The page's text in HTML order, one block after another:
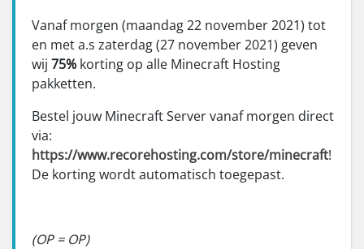
Vanaf morgen (maandag 22 november 2021) tot
en met a.s zaterdag (27 november 2021) geven
wij 75% korting op alle Minecraft Hosting
pakketten.
Bestel jouw Minecraft Server vanaf morgen direct
via:
https://www.recorehosting.com/store/minecraft!
De korting wordt automatisch toegepast.
(OP = OP)